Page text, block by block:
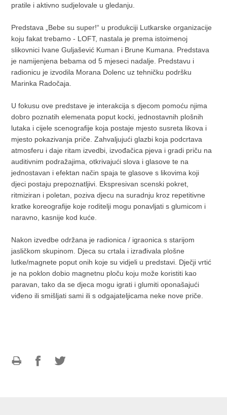
pratile i aktivno sudjelovale u gledanju.
Predstava „Bebe su super!“ u produkciji Lutkarske organizacije
koju fakat trebamo - LOFT, nastala je prema istoimenoj
slikovnici Ivane Guljašević Kuman i Brune Kumana. Predstava
je namijenjena bebama od 5 mjeseci nadalje. Predstavu i
radionicu je izvodila Morana Dolenc uz tehničku podršku
Marinka Radočaja.
U fokusu ove predstave je interakcija s djecom pomoću njima
dobro poznatih elemenata poput kocki, jednostavnih plošnih
lutaka i cijele scenografije koja postaje mjesto susreta likova i
mjesto pokazivanja priče. Zahvaljujući glazbi koja podcrtava
atmosferu i daje ritam izvedbi, izvođačica pjeva i gradi priču na
auditivnim podražajima, otkrivajući slova i glasove te na
jednostavan i efektan način spaja te glasove s likovima koji
djeci postaju prepoznatljivi. Ekspresivan scenski pokret,
ritmiziran i poletan, poziva djecu na suradnju kroz repetitivne
kratke koreografije koje roditelji mogu ponavljati s glumicom i
naravno, kasnije kod kuće.
Nakon izvedbe održana je radionica / igraonica s starijom
jasličkom skupinom. Djeca su crtala i izrađivala plošne
lutke/magnete poput onih koje su vidjeli u predstavi. Dječji vrtić
je na poklon dobio magnetnu ploču koju može koristiti kao
paravan, tako da se djeca mogu igrati i glumiti oponašajući
viđeno ili smišljati sami ili s odgajateljicama neke nove priče.